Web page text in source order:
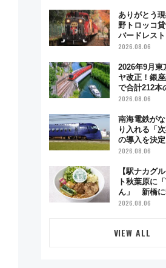
「空席」探
ありがとう
野トロッコ
バードレス
う秋の京都
日「京都の
ー」開催
2026.08.06
2026年9月東
ヤ改正！銀
で合計212本
雑緩和に期待
2026.08.06
南海電鉄が
り入れる「
の導入を決
リーナによる
2026.08.06
【駅ナカグ
ト秋葉原に
ん」 新橋に
DNAを継ぐ
【2026年8月】
2026.08.06
VIEW ALL